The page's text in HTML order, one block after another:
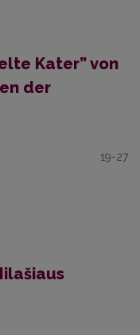
Kater” von
der
19-27